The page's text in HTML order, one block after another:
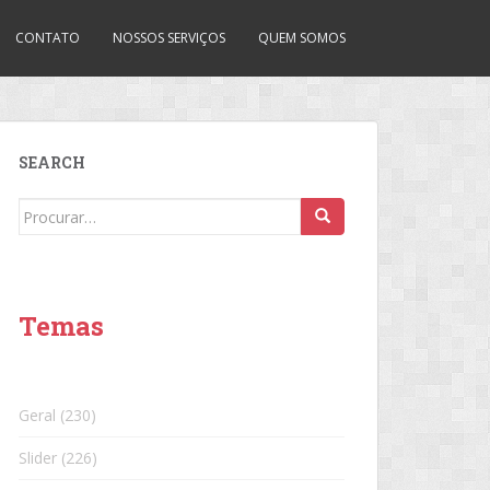
CONTATO NOSSOS SERVIÇOS QUEM SOMOS
SEARCH
Search
Temas
Geral (230)
Slider (226)